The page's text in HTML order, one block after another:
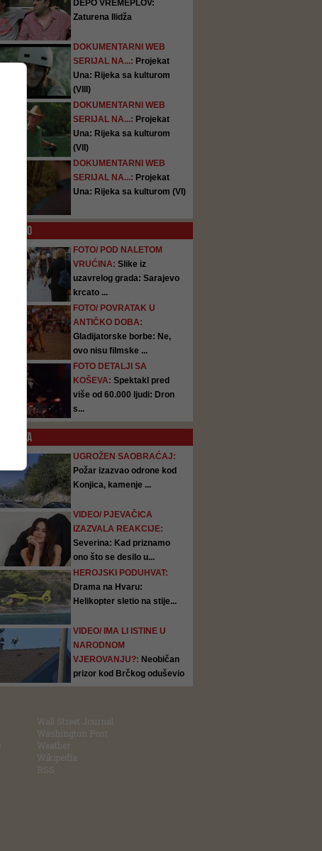
DEPO VREMEPLOV:
Zaturena Ilidža
DOKUMENTARNI WEB
SERIJAL NA...: Projekat
Una: Rijeka sa kulturom
(VIII)
DOKUMENTARNI WEB
SERIJAL NA...: Projekat
Una: Rijeka sa kulturom
(VII)
DOKUMENTARNI WEB
SERIJAL NA...: Projekat
Una: Rijeka sa kulturom (VI)
FOTO
FOTO/ POD NALETOM
VRUĆINA: Slike iz
uzavrelog grada: Sarajevo
krcato ...
FOTO/ POVRATAK U
ANTIČKO DOBA:
Gladijatorske borbe: Ne,
ovo nisu filmske ...
FOTO DETALJI SA
KOŠEVA: Spektakl pred
više od 60.000 ljudi: Dron
s...
SATA
UGROŽEN SAOBRAĆAJ:
Požar izazvao odrone kod
Konjica, kamenje ...
VIDEO/ PJEVAČICA
IZAZVALA REAKCIJE:
Severina: Kad priznamo
ono što se desilo u...
HEROJSKI PODUHVAT:
Drama na Hvaru:
Helikopter sletio na stije...
VIDEO/ IMA LI ISTINE U
NARODNOM
VJEROVANJU?: Neobičan
prizor kod Brčkog oduševio
ljude:...
Wall Street Journal
Washington Post
Weather
Wikipedia
RSS